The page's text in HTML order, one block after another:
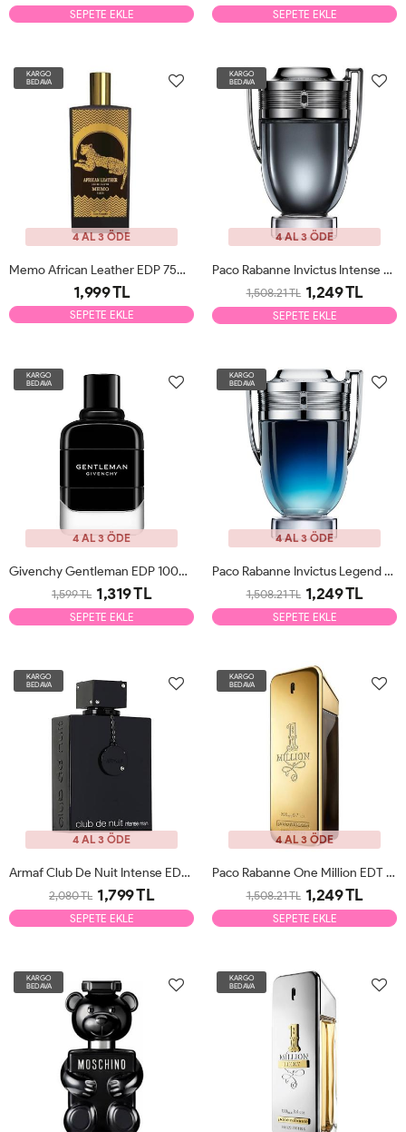
SEPETE EKLE SEPETE EKLE
KARGO
BEDAVA
4 AL 3 ÖDE
Memo African Leather EDP 75ml Unisex Parfüm Tester
1,999 TL
SEPETE EKLE
KARGO
BEDAVA
4 AL 3 ÖDE
Paco Rabanne Invictus Intense EDT 100ml Erkek Parfüm Tester
1,508.21 TL 1,249 TL
SEPETE EKLE
KARGO
BEDAVA
4 AL 3 ÖDE
Givenchy Gentleman EDP 100ml Erkek Parfüm Tester
1,599 TL 1,319 TL
SEPETE EKLE
KARGO
BEDAVA
4 AL 3 ÖDE
Paco Rabanne Invictus Legend EDP 100ml Erkek Parfüm Tester
1,508.21 TL 1,249 TL
SEPETE EKLE
KARGO
BEDAVA
4 AL 3 ÖDE
Armaf Club De Nuit Intense EDT 105ml Erkek Parfüm Tester
2,080 TL 1,799 TL
SEPETE EKLE
KARGO
BEDAVA
4 AL 3 ÖDE
Paco Rabanne One Million EDT 100ml Erkek Parfüm Tester
1,508.21 TL 1,249 TL
SEPETE EKLE
KARGO
BEDAVA
KARGO
BEDAVA